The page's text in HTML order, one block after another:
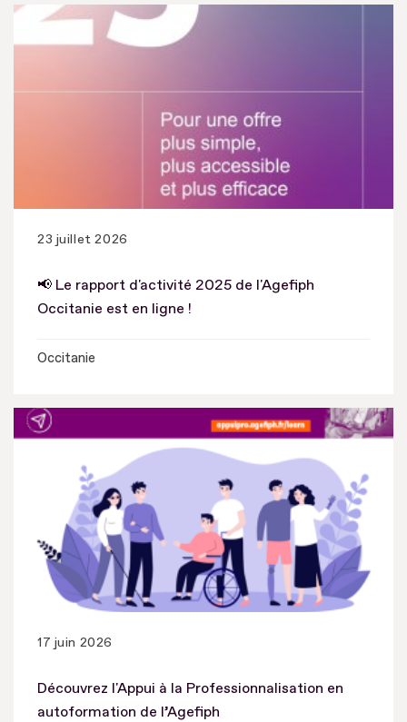
23 juillet 2026
📢 Le rapport d'activité 2025 de l'Agefiph
Occitanie est en ligne !
Occitanie
17 juin 2026
Découvrez l'Appui à la Professionnalisation en
autoformation de l’Agefiph